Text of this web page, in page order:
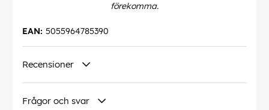
förekomma.
5055964785390
EAN:
Recensioner
Frågor och svar